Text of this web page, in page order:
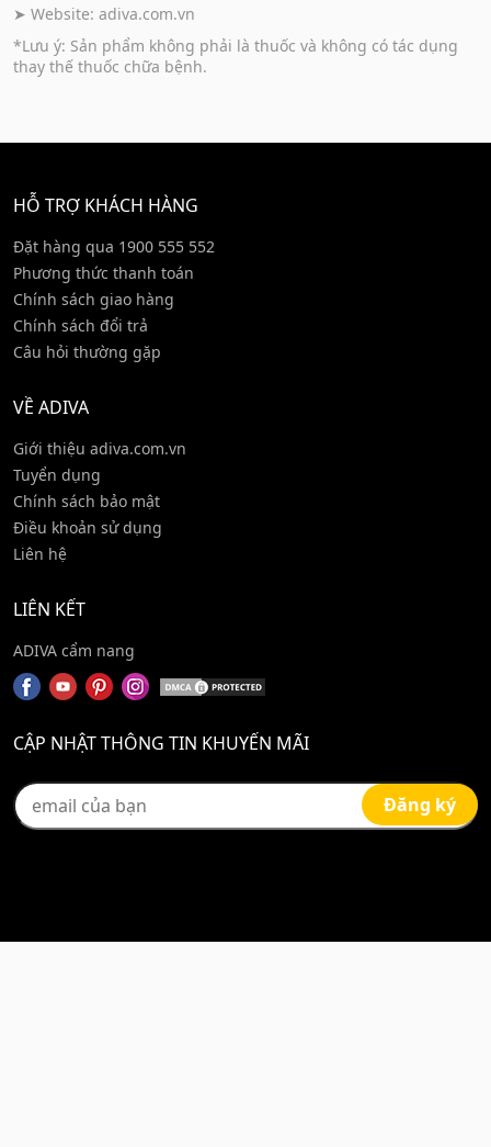
➤ Website: adiva.com.vn
*Lưu ý: Sản phẩm không phải là thuốc và không có tác dụng
thay thế thuốc chữa bệnh.
HỖ TRỢ KHÁCH HÀNG
Đặt hàng qua 1900 555 552
Phương thức thanh toán
Chính sách giao hàng
Chính sách đổi trả
Câu hỏi thường gặp
VỀ ADIVA
Giới thiệu adiva.com.vn
Tuyển dụng
Chính sách bảo mật
Điều khoản sử dụng
Liên hệ
LIÊN KẾT
ADIVA cẩm nang
CẬP NHẬT THÔNG TIN KHUYẾN MÃI